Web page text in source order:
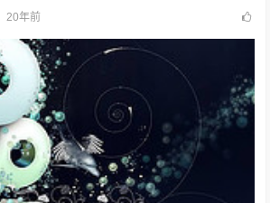
20年前